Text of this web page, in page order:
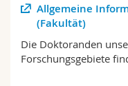
Allgemeine
(Fakultät)
Die Doktoranden
Forschungsgebiete